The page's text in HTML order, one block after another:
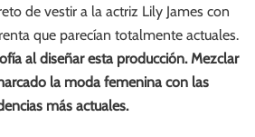
de vestir a la actriz Lily James con
que parecían totalmente actuales.
al diseñar esta producción. Mezclar
la moda femenina con las
más actuales.